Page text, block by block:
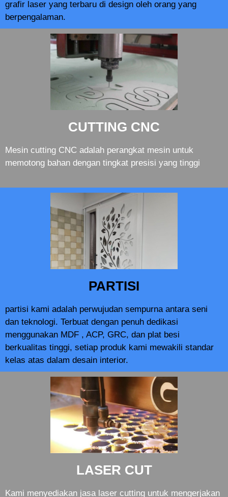
grafir laser yang terbaru di design oleh orang yang
berpengalaman.
CUTTING CNC
Mesin cutting CNC adalah perangkat mesin untuk
memotong bahan dengan tingkat presisi yang tinggi
PARTISI
partisi kami adalah perwujudan sempurna antara seni
dan teknologi. Terbuat dengan penuh dedikasi
menggunakan MDF , ACP, GRC, dan plat besi
berkualitas tinggi, setiap produk kami mewakili standar
kelas atas dalam desain interior.
LASER CUT
Kami menyediakan jasa laser cutting untuk mengerjakan